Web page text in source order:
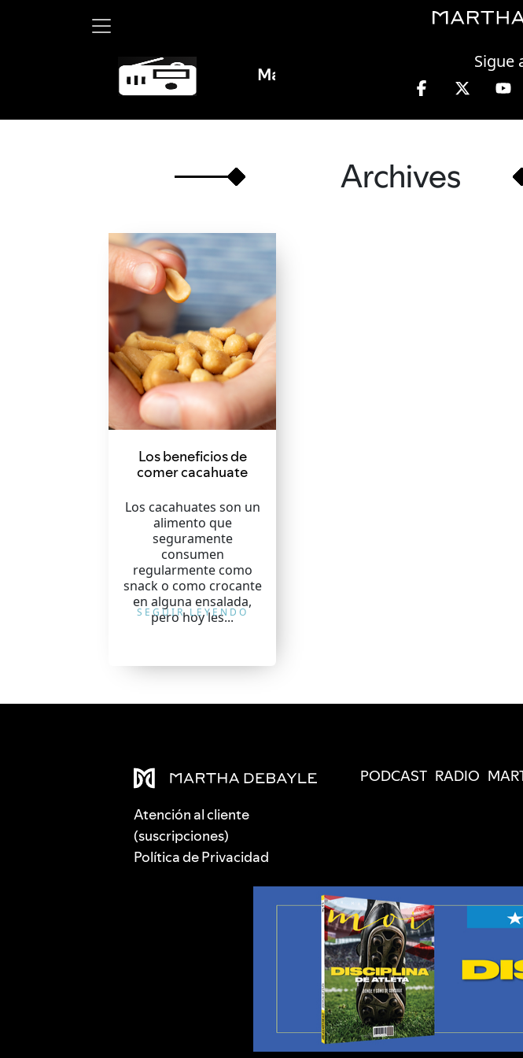
Sigue
Martha Debayle en W, lunes a viernes de
Archives
Los beneficios de
comer cacahuate
Los cacahuates son un
alimento que
seguramente
consumen
regularmente como
snack o como crocante
en alguna ensalada,
pero hoy les...
SEGUIR LEYENDO
Atención al cliente
(suscripciones)
Política de Privacidad
PODCAST RADIO